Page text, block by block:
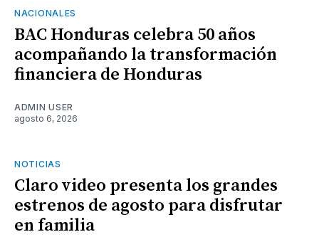
NACIONALES
BAC Honduras celebra 50 años
acompañando la transformación
financiera de Honduras
ADMIN USER
agosto 6, 2026
NOTICIAS
Claro video presenta los grandes
estrenos de agosto para disfrutar
en familia